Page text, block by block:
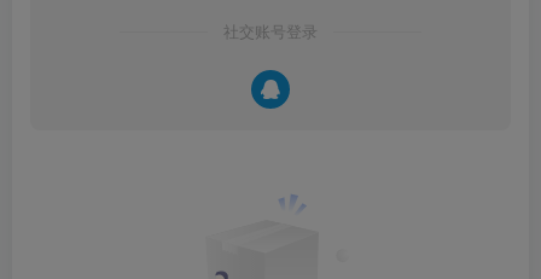
社交账号登录